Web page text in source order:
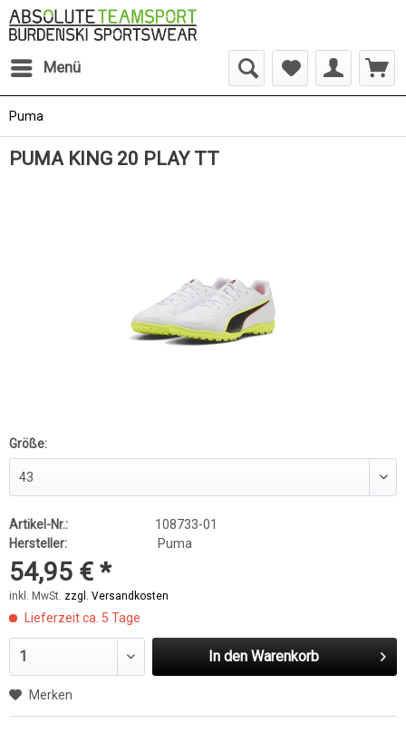
Menü
Puma
PUMA KING 20 PLAY TT
Größe:
Artikel-Nr.:
108733-01
Hersteller:
Puma
54,95 € *
inkl. MwSt. zzgl. Versandkosten
Lieferzeit ca. 5 Tage
In den Warenkorb
Merken